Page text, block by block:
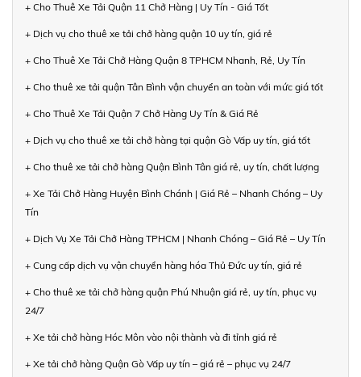
+ Cho Thuê Xe Tải Quận 11 Chở Hàng | Uy Tín - Giá Tốt
+ Dịch vụ cho thuê xe tải chở hàng quận 10 uy tín, giá rẻ
+ Cho Thuê Xe Tải Chở Hàng Quận 8 TPHCM Nhanh, Rẻ, Uy Tín
+ Cho thuê xe tải quận Tân Bình vận chuyển an toàn với mức giá tốt
+ Cho Thuê Xe Tải Quận 7 Chở Hàng Uy Tín & Giá Rẻ
+ Dịch vụ cho thuê xe tải chở hàng tại quận Gò Vấp uy tín, giá tốt
+ Cho thuê xe tải chở hàng Quận Bình Tân giá rẻ, uy tín, chất lượng
+ Xe Tải Chở Hàng Huyện Bình Chánh | Giá Rẻ – Nhanh Chóng – Uy
Tín
+ Dịch Vụ Xe Tải Chở Hàng TPHCM | Nhanh Chóng – Giá Rẻ – Uy Tín
+ Cung cấp dịch vụ vận chuyển hàng hóa Thủ Đức uy tín, giá rẻ
+ Cho thuê xe tải chở hàng quận Phú Nhuận giá rẻ, uy tín, phục vụ
24/7
+ Xe tải chở hàng Hóc Môn vào nội thành và đi tỉnh giá rẻ
+ Xe tải chở hàng Quận Gò Vấp uy tín – giá rẻ – phục vụ 24/7